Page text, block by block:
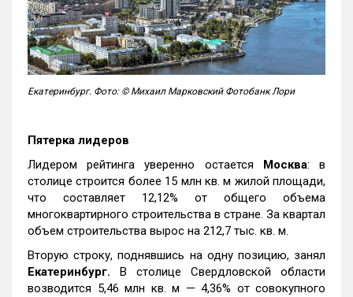
Екатеринбург. Фото: © Михаил Марковский Фотобанк Лори
Пятерка лидеров
Лидером рейтинга уверенно остается Москва: в
столице строится более 15 млн кв. м жилой площади,
что составляет 12,12% от общего объема
многоквартирного строительства в стране. За квартал
объем строительства вырос на 212,7 тыс. кв. м.
Вторую строку, поднявшись на одну позицию, занял
Екатеринбург. В столице Свердловской области
возводится 5,46 млн кв. м — 4,36% от совокупного